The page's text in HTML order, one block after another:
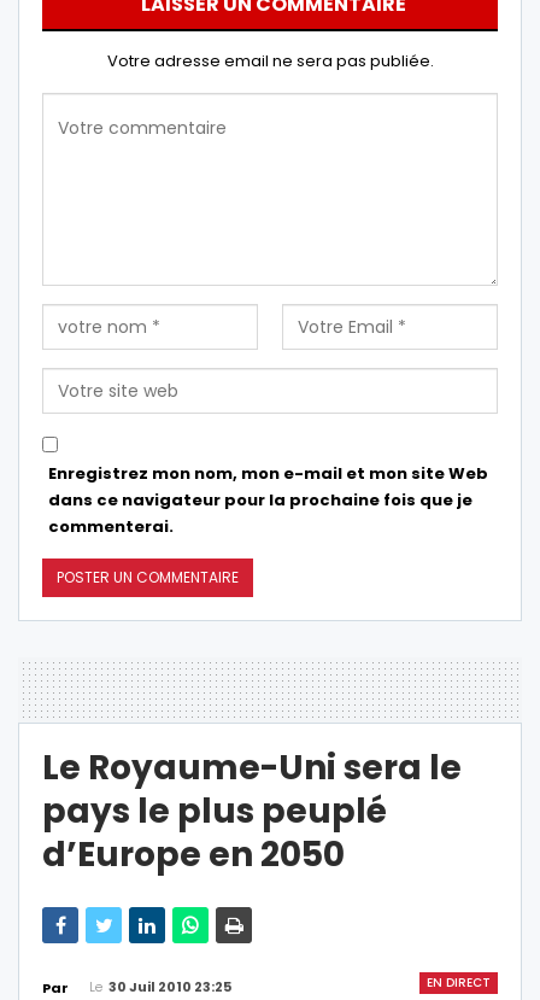
Votre adresse email ne sera pas publiée.
Enregistrez mon nom, mon e-mail et mon site Web
dans ce navigateur pour la prochaine fois que je
commenterai.
Le Royaume-Uni sera le
pays le plus peuplé
d’Europe en 2050
EN DIRECT
Par Le 30 Juil 2010 23:25